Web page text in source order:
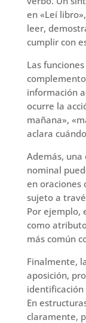
en «Leí
leer,
cumplir con
Las
información
ocurre la
mañana»,
aclara
Además, una
nominal
en oraciones
sujeto a
Por ejemplo,
como
más común
Finalmente,
aposición,
En
claramente,